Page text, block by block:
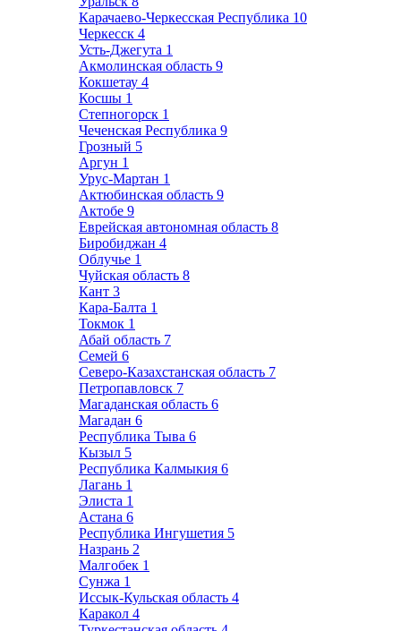
Карачаево-Черкесская Республика 10
Черкесск 4
Усть-Джегута 1
Акмолинская область 9
Кокшетау 4
Косшы 1
Степногорск 1
Чеченская Республика 9
Грозный 5
Аргун 1
Урус-Мартан 1
Актюбинская область 9
Актобе 9
Еврейская автономная область 8
Биробиджан 4
Облучье 1
Чуйская область 8
Кант 3
Кара-Балта 1
Токмок 1
Абай область 7
Семей 6
Северо-Казахстанская область 7
Петропавловск 7
Магаданская область 6
Магадан 6
Республика Тыва 6
Кызыл 5
Республика Калмыкия 6
Лагань 1
Элиста 1
Астана 6
Республика Ингушетия 5
Назрань 2
Малгобек 1
Сунжа 1
Иссык-Кульская область 4
Каракол 4